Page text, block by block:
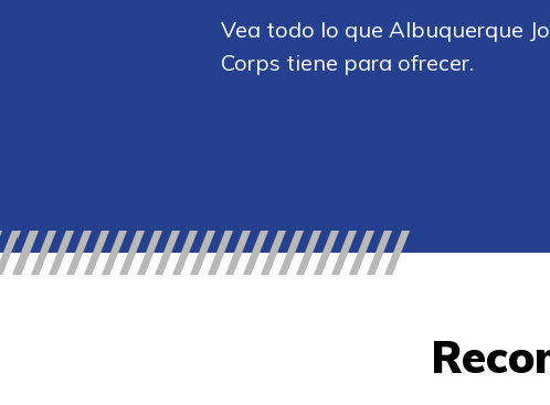
Vea todo lo que Albuquerque
Corps tiene para ofrecer.